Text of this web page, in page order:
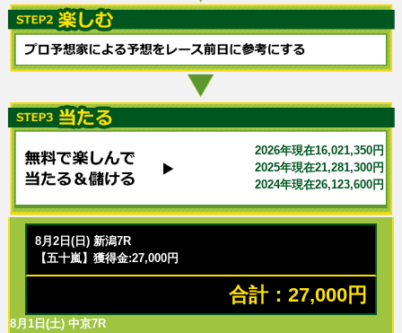
2026年現在16,021,350円
2025年現在21,281,300円
2024年現在26,123,600円
8月2日(日) 新潟7R
【五十嵐】獲得金:27,000円
合計：27,000円
8月1日(土) 中京7R